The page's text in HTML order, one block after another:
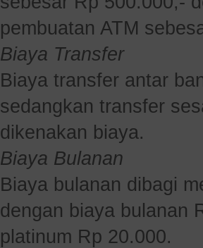
pembuatan ATM
Biaya Transfer
Biaya transfer antar
sedangkan transfer
dikenakan biaya.
Biaya Bulanan
Biaya bulanan dibagi
dengan biaya bulanan
platinum Rp 20.000.